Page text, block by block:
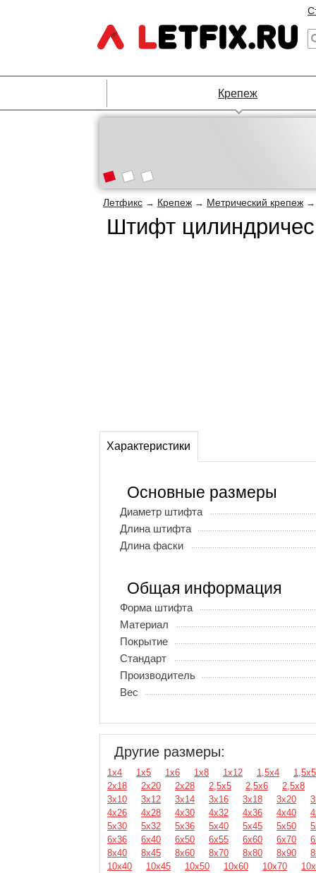
Крепеж
Летфикс → Крепеж → Метрический крепеж
Штифт
Характеристики
Основные размеры
Диаметр штифта
Длина штифта
Длина фаски
Общая информация
Форма штифта
Материал
Покрытие
Стандарт
Производитель
Вес
Другие размеры:
1х4 1х5 1х6 1х8 1х12 1,5х4
1,5х5
2х18
2х20 2х28 2,5х5 2,5х6
2,5х8
3х10
3х12 3х14 3х16 3х18 3х20
4х26
4х28 4х30 4х32 4х36 4х40
5х30
5х32 5х36 5х40 5х45 5х50
6х36
6х40 6х50 6х55 6х60 6х70
8х40
8х45 8х60 8х70 8х80 8х90
10х40
10х45 10х50 10х60 10х70